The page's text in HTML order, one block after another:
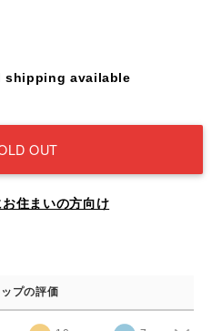
shipping available
OUT
お住まいの方向け
プの評価